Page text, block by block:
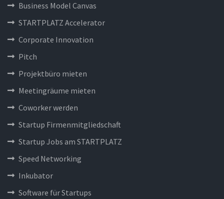
Business Model Canvas
STARTPLATZ Accelerator
Corporate Innovation
Pitch
Projektbüro mieten
Meetingräume mieten
Coworker werden
Startup Firmenmitgliedschaft
Startup Jobs am STARTPLATZ
Speed Networking
Inkubator
Software für Startups